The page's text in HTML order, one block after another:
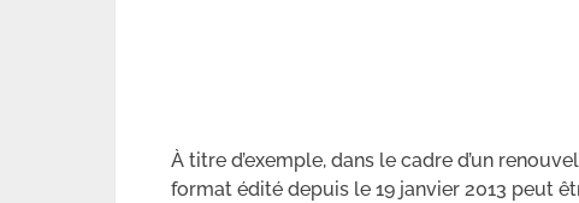
À titre d’exemple, dans le cadre d’un
format édité depuis le 19 janvier 2013 peut